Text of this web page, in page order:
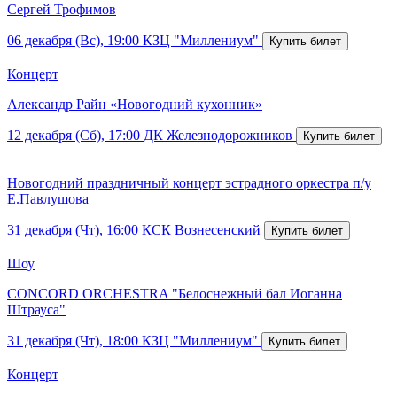
Сергей Трофимов
06 декабря (Вс), 19:00 КЗЦ "Миллениум"
Концерт
Александр Райн «Новогодний кухонник»
12 декабря (Сб), 17:00 ДК Железнодорожников
Новогодний праздничный концерт эстрадного оркестра п/у
Е.Павлушова
31 декабря (Чт), 16:00 КСК Вознесенский
Шоу
CONCORD ORCHESTRA "Белоснежный бал Иоганна
Штрауса"
31 декабря (Чт), 18:00 КЗЦ "Миллениум"
Концерт